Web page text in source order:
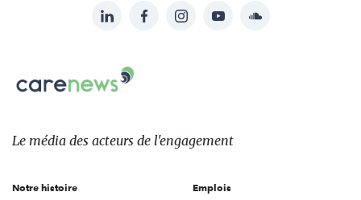
sur:
LinkedInFacebookInstagramYouTubeSoundcloud
Carenews,
Le
des
l'engagement
Le média des acteurs de l'engagement
Notre histoire
Emplois